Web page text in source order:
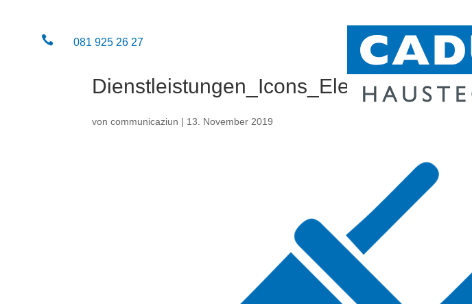
 081 925 26 27
Dienstleistungen_Icons_Elektro
voncommunicaziun | 13. November 2019